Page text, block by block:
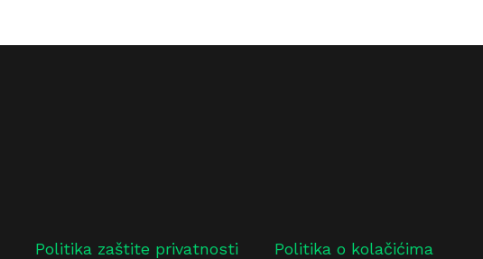
Politika zaštite privatnosti Politika o kolačićima